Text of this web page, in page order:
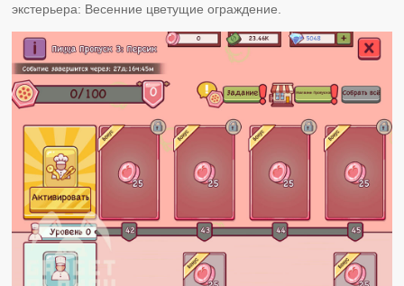
экстерьера: Весенние цветущие ограждение.